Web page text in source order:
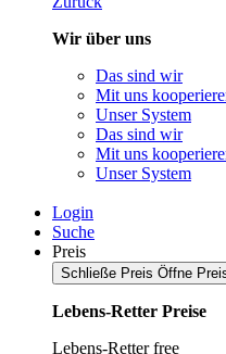
Wir über uns
Das sind wir
Mit uns
Unser System
Das sind wir
Mit uns
Unser System
Login
Suche
Preis
Schließe Preis Öffne
Lebens-Retter Preise
Lebens-Retter free